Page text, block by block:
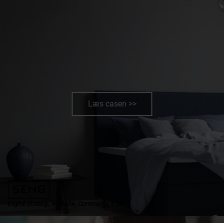
Læs casen >>